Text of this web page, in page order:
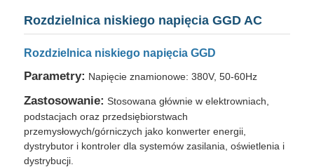
Rozdzielnica niskiego napięcia GGD AC
Rozdzielnica niskiego napięcia GGD
Parametry: Napięcie znamionowe: 380V, 50-60Hz
Zastosowanie: Stosowana głównie w elektrowniach,
podstacjach oraz przedsiębiorstwach
przemysłowych/górniczych jako konwerter energii,
dystrybutor i kontroler dla systemów zasilania, oświetlenia i
dystrybucji.